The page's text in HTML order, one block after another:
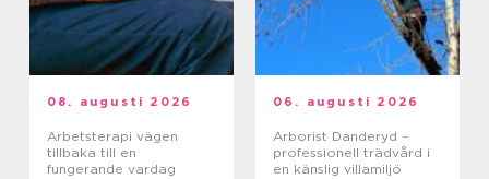
08. augusti 2026
Arbetsterapi vägen
tillbaka till en
fungerande vardag
06. augusti 2026
Arborist Danderyd –
professionell trädvård i
en känslig villamiljö